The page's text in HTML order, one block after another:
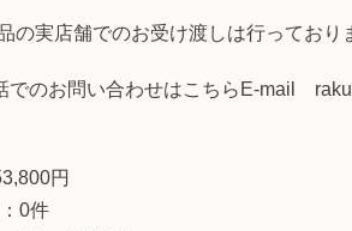
の実店舗でのお受け渡しは行っており
でのお問い合わせはこちらE-mail
円
0件